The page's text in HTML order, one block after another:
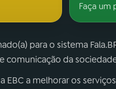
Faça um
para o sistema
comunicação da
EBC a melhorar os